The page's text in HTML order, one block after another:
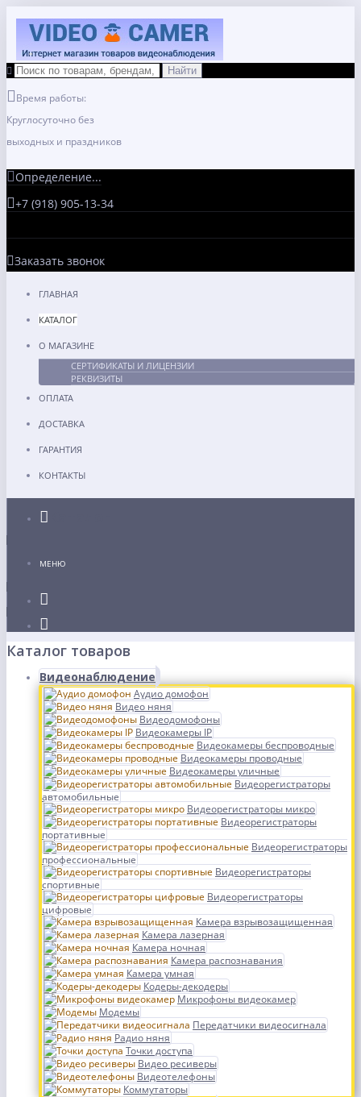
Время работы:
Круглосуточно без
выходных и праздников
Определение...
+7 (918) 905-13-34
Заказать звонок
ГЛАВНАЯ
КАТАЛОГ
О МАГАЗИНЕ
СЕРТИФИКАТЫ И ЛИЦЕНЗИИ
РЕКВИЗИТЫ
ОПЛАТА
ДОСТАВКА
ГАРАНТИЯ
КОНТАКТЫ
МЕНЮ
Каталог товаров
Видеонаблюдение
Аудио домофон
Видео няня
Видеодомофоны
Видеокамеры IP
Видеокамеры беспроводные
Видеокамеры проводные
Видеокамеры уличные
Видеорегистраторы
автомобильные
Видеорегистраторы микро
Видеорегистраторы
портативные
Видеорегистраторы
профессиональные
Видеорегистраторы
спортивные
Видеорегистраторы
цифровые
Камера взрывозащищенная
Камера лазерная
Камера ночная
Камера распознавания
Камера умная
Кодеры-декодеры
Микрофоны видеокамер
Модемы
Передатчики видеосигнала
Радио няня
Точки доступа
Видео ресиверы
Видеотелефоны
Коммутаторы